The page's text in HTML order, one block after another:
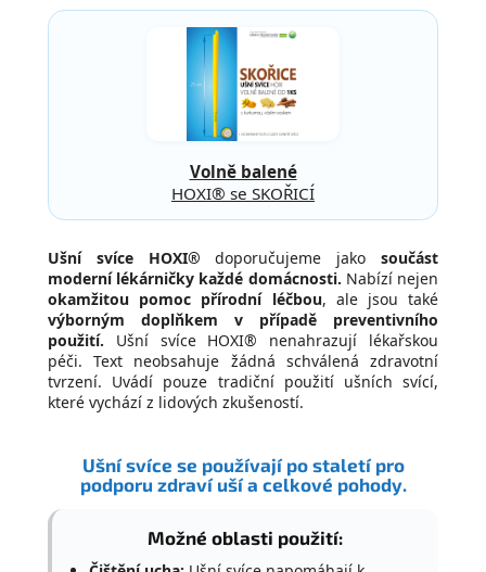
Volně balené
HOXI® se SKOŘICÍ
Ušní svíce HOXI®doporučujeme jako součást
moderní lékárničky každé domácnosti. Nabízí nejen
okamžitou pomoc přírodní léčbou, ale jsou také
výborným doplňkem v případě preventivního
použití. Ušní svíce HOXI® nenahrazují lékařskou
péči. Text neobsahuje žádná schválená zdravotní
tvrzení. Uvádí pouze tradiční použití ušních svící,
které vychází z lidových zkušeností.
Ušní svíce se používají po staletí pro
podporu zdraví uší a celkové pohody.
Možné oblasti použití: